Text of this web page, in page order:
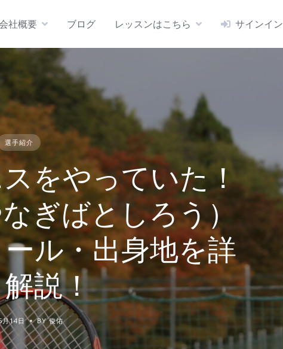
社概要 ブログ レッスンはこちら サインイン
選手紹介
をやっていた！
ぎばとしろう）
ル・出身地を詳
説！
月14日 BY 俊佑